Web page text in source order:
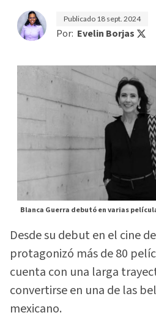
Publicado 18 sept. 2024
Por: Evelin Borjas
Blanca Guerra debutó en varias
Desde su debut en el cine
protagonizó más de 80
cuenta con una larga
convertirse en una de las
mexicano.